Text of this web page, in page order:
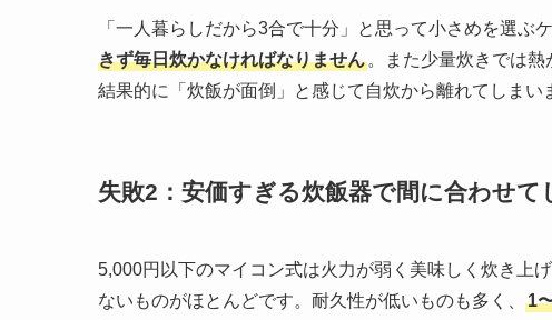
「一人暮らしだから3合で十分」と思って小さめを選ぶ
きず毎日炊かなければなりません 。また少量炊きでは熱
結果的に「炊飯が面倒」と感じて自炊から離れてしまい
失敗2：安価すぎる炊飯器で間に合わせて
5,000円以下のマイコン式は火力が弱く美味しく炊き上
ないものがほとんどです。耐久性が低いものも多く、
1